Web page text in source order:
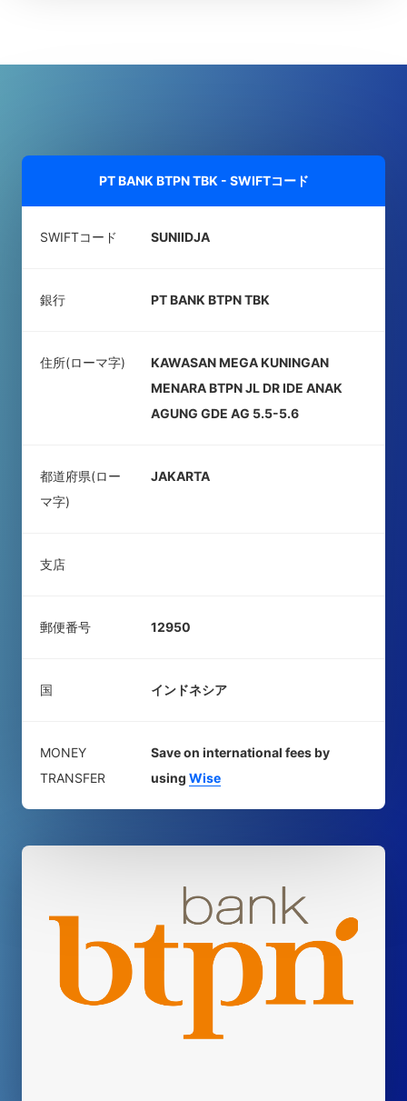
PT BANK BTPN TBK - SWIFTコード
SWIFTコード SUNIIDJA
銀行 PT BANK BTPN TBK
住所(ローマ字)
KAWASAN MEGA KUNINGAN
MENARA BTPN JL DR IDE ANAK
AGUNG GDE AG 5.5-5.6
都道府県(ロー
マ字)
JAKARTA
支店
郵便番号 12950
国 インドネシア
MONEY
TRANSFER
Save on international fees by
using Wise